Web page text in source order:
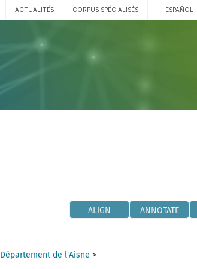
ACTUALITÉS CORPUS SPÉCIALISÉS ESPAÑOL
ALIGN ANNOTATE
Département de l'Aisne >